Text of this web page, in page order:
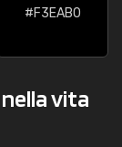
#F3EAB0
nella vita